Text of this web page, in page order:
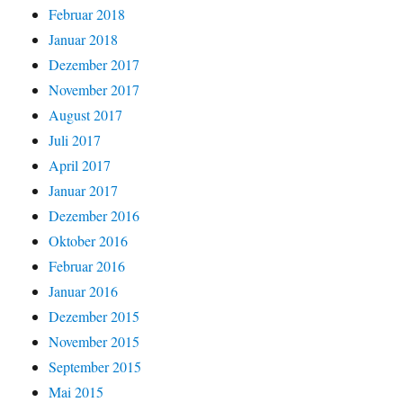
Februar 2018
Januar 2018
Dezember 2017
November 2017
August 2017
Juli 2017
April 2017
Januar 2017
Dezember 2016
Oktober 2016
Februar 2016
Januar 2016
Dezember 2015
November 2015
September 2015
Mai 2015